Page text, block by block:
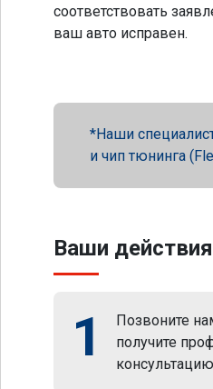
соответствовать
ваш авто исправен.
Наши
и чип тюнинга
Ваши
1 Позвоните
получите